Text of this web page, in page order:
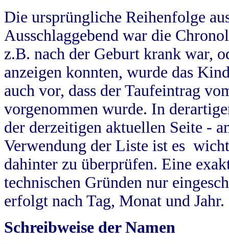
Die ursprüngliche Reihenfolge
Ausschlaggebend war die
z.B. nach der Geburt krank war,
anzeigen konnten, wurde das
auch vor, dass der Taufeintrag
vorgenommen wurde. In
der derzeitigen aktuellen Seite -
Verwendung der Liste ist es
dahinter zu überprüfen. Eine
technischen Gründen nur
erfolgt nach Tag, Monat und Jahr.
Schreibweise der Namen